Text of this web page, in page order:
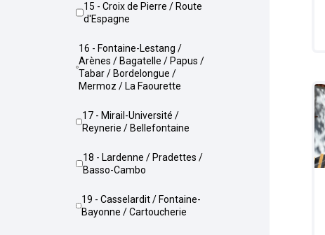
15 - Croix de Pierre / Route
d'Espagne
16 - Fontaine-Lestang /
Arènes / Bagatelle / Papus /
Tabar / Bordelongue /
Mermoz / La Faourette
17 - Mirail-Université /
Reynerie / Bellefontaine
18 - Lardenne / Pradettes /
Basso-Cambo
19 - Casselardit / Fontaine-
Bayonne / Cartoucherie